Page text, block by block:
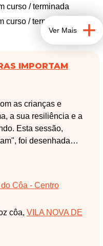
focadas no uso
e na economia
o papel das
ciclo hídrico e na
curso / terminada
curso / terminada
Ver Mais
IMPORTAM
as crianças e
a sua resiliência e a
Esta sessão,
foi desenhada
partilha para as
da comunicação
doméstico. O
de
os laços
emocional
Côa - Centro
côa, VILA NOVA DE